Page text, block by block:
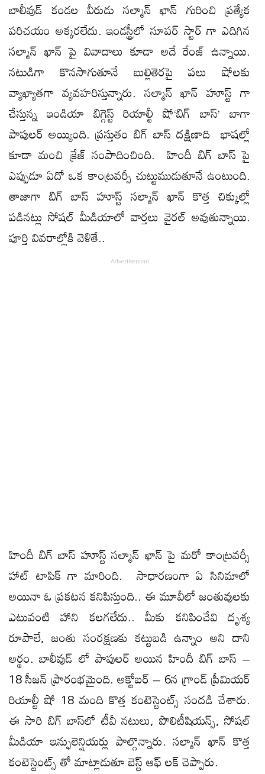
బాలీవుడ్ కండల వీరుడు సల్మాన్ ఖాన్ గురించి ప్రత్యేక
పరిచయం అక్కరలేదు. ఇండస్ట్రీలో సూపర్ స్టార్ గా ఎదిగిన
సల్మాన్ ఖాన్ పై వివాదాలు కూడా అదే రేంజ్ ఉన్నాయి.
నటుడిగా కొనసాగుతూనే బుల్లితెరపై పలు షోలకు
వ్యాఖ్యాతగా వ్యవహరిస్తున్నారు. సల్మాన్ ఖాన్ హూస్ట్ గా
చేస్తున్న ఇండియా బిగ్గెస్ట్ రియాల్టీ షో‘బిగ్ బాస్’ బాగా
పాపులర్ అయ్యింది. ప్రస్తుతం బిగ్ బాస్ దక్షిణాది భాషల్లో
కూడా మంచి క్రేజ్ సంపాదించింది. హిందీ బిగ్ బాస్ పై
ఎప్పుడూ ఏదో ఒక కాంట్రవర్సీ చుట్టుముడుతూనే ఉంటుంది.
తాజాగా బిగ్ బాస్ హూస్ట్ సల్మాన్ ఖాన్ కొత్త చిక్కుల్లో
పడినట్లు సోషల్ మీడియాలో వార్తలు వైరల్ అవుతున్నాయి.
పూర్తి వివరాల్లోకి వెళితే..
హిందీ బిగ్ బాస్ హూస్ట్ సల్మాన్ ఖాన్ పై మరో కాంట్రవర్సీ
హాట్ టాపిక్ గా మారింది. సాధారణంగా ఏ సినిమాలో
అయినా ఓ ప్రకటన కనిపిస్తుంది.. ఈ మూవీలో జంతువులకు
ఎటువంటి హాని కలగలేదు.. మీకు కనిపించేవి దృశ్య
రూపాలే, జంతు సంరక్షణకు కట్టుబడి ఉన్నాం అని దాని
అర్థం. బాలీవుడ్ లో పాపులర్ అయిన హిందీ బిగ్ బాస్ –
18 సీజన్ ప్రారంభమైంది. అక్టోబర్ – 6న గ్రాండ్ ప్రీమియర్
రియాల్టీ షో 18 మంది కొత్త కంటెస్టెంట్స్ సందడి చేశారు.
ఈ సారి బిగ్ బాస్‌లో టీవీ నటులు, పొలిటీషియన్స్, సోషల్
మీడియా ఇన్ఫులెన్షియర్లు పాల్గొన్నారు. సల్మాన్ ఖాన్ కొత్త
కంటెస్టెంట్స్ తో మాట్లాడుతూ బెస్ట్ ఆఫ్ లక్ చెప్పారు.